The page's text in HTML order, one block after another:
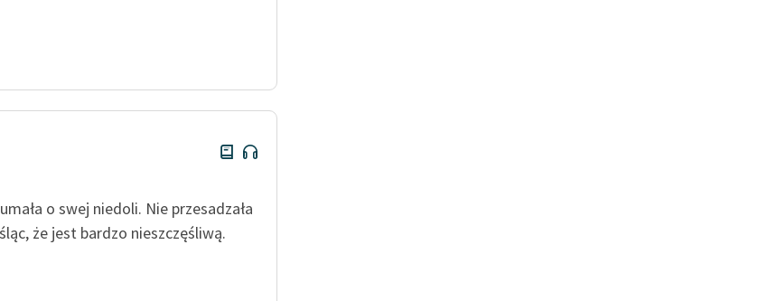
o swej niedoli. Nie przesadzała
że jest bardzo nieszczęśliwą.